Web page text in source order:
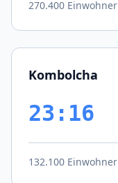
270.400 Einwohner
Kombolcha
23:16
132.100 Einwohner